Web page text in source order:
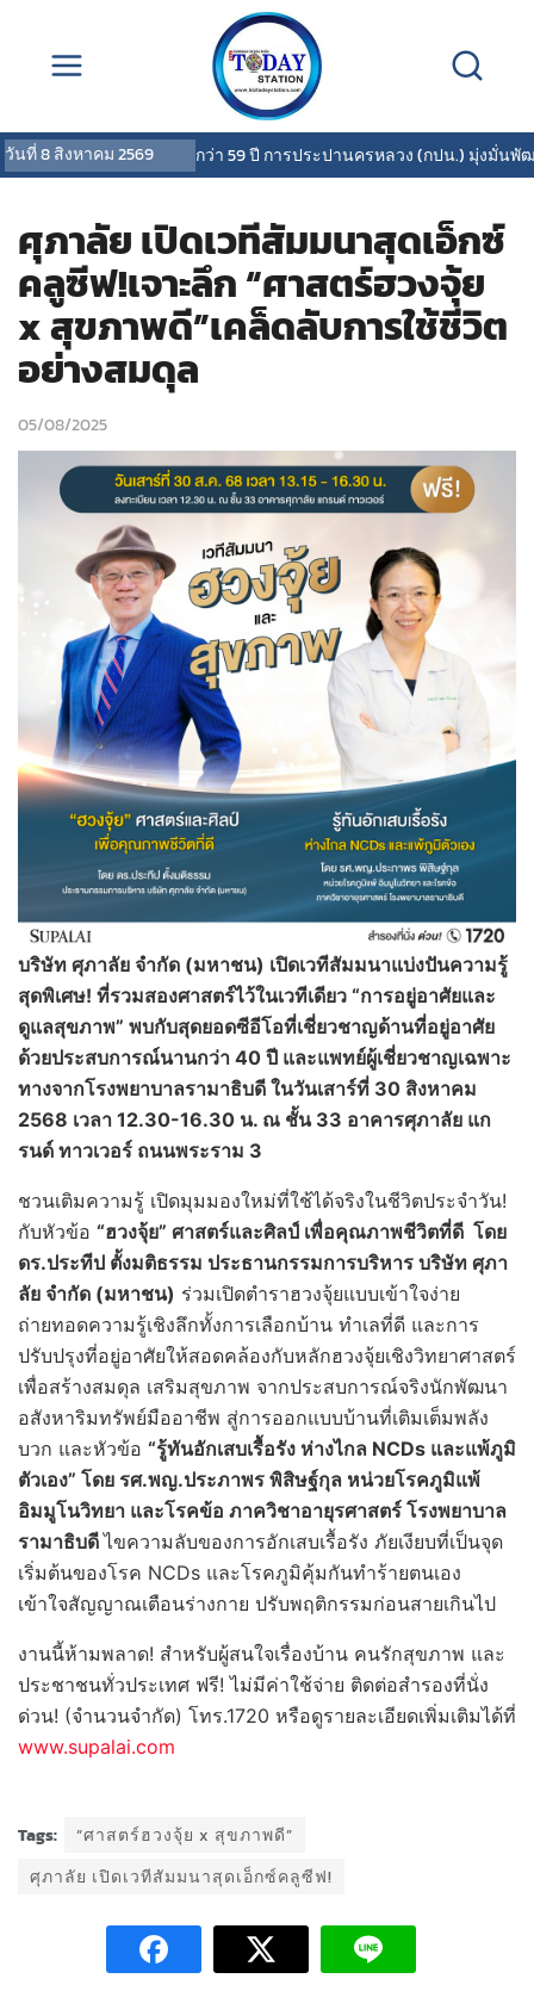
วันที่8 สิงหาคม 2569
ตลอดเวลากว่า 59 ปี การประปานครหลวง (กปน.) มุ่งมั่นพัฒ
ศุภาลัย เปิดเวทีสัมมนาสุดเอ็กซ์
คลูซีฟ!เจาะลึก “ศาสตร์ฮวงจุ้ย
x สุขภาพดี”เคล็ดลับการใช้ชีวิต
อย่างสมดุล
05/08/2025
บริษัท ศุภาลัย จำกัด (มหาชน) เปิดเวทีสัมมนาแบ่งปันความรู้
สุดพิเศษ! ที่รวมสองศาสตร์ไว้ในเวทีเดียว “การอยู่อาศัยและ
ดูแลสุขภาพ” พบกับสุดยอดซีอีโอที่เชี่ยวชาญด้านที่อยู่อาศัย
ด้วยประสบการณ์นานกว่า 40 ปี และแพทย์ผู้เชี่ยวชาญเฉพาะ
ทางจากโรงพยาบาลรามาธิบดี ในวันเสาร์ที่ 30 สิงหาคม
2568 เวลา 12.30-16.30 น. ณ ชั้น 33 อาคารศุภาลัย แก
รนด์ ทาวเวอร์ ถนนพระราม 3
ชวนเติมความรู้ เปิดมุมมองใหม่ที่ใช้ได้จริงในชีวิตประจำวัน!
กับหัวข้อ “ฮวงจุ้ย” ศาสตร์และศิลป์ เพื่อคุณภาพชีวิตที่ดี โดย
ดร.ประทีป ตั้งมติธรรม ประธานกรรมการบริหาร บริษัท ศุภา
ลัย จำกัด (มหาชน) ร่วมเปิดตำราฮวงจุ้ยแบบเข้าใจง่าย
ถ่ายทอดความรู้เชิงลึกทั้งการเลือกบ้าน ทำเลที่ดี และการ
ปรับปรุงที่อยู่อาศัยให้สอดคล้องกับหลักฮวงจุ้ยเชิงวิทยาศาสตร์
เพื่อสร้างสมดุล เสริมสุขภาพ จากประสบการณ์จริงนักพัฒนา
อสังหาริมทรัพย์มืออาชีพ สู่การออกแบบบ้านที่เติมเต็มพลัง
บวก และหัวข้อ “รู้ทันอักเสบเรื้อรัง ห่างไกล NCDs และแพ้ภูมิ
ตัวเอง” โดย รศ.พญ.ประภาพร พิสิษฐ์กุล หน่วยโรคภูมิแพ้
อิมมูโนวิทยา และโรคข้อ ภาควิชาอายุรศาสตร์ โรงพยาบาล
รามาธิบดีไขความลับของการอักเสบเรื้อรัง ภัยเงียบที่เป็นจุด
เริ่มต้นของโรค NCDs และโรคภูมิคุ้มกันทำร้ายตนเอง
เข้าใจสัญญาณเตือนร่างกาย ปรับพฤติกรรมก่อนสายเกินไป
งานนี้ห้ามพลาด! สำหรับผู้สนใจเรื่องบ้าน คนรักสุขภาพ และ
ประชาชนทั่วประเทศ ฟรี! ไม่มีค่าใช้จ่าย ติดต่อสำรองที่นั่ง
ด่วน! (จำนวนจำกัด) โทร.1720 หรือดูรายละเอียดเพิ่มเติมได้ที่
www.supalai.com
Tags:
“ศาสตร์ฮวงจุ้ย x สุขภาพดี”
ศุภาลัย เปิดเวทีสัมมนาสุดเอ็กซ์คลูซีฟ!